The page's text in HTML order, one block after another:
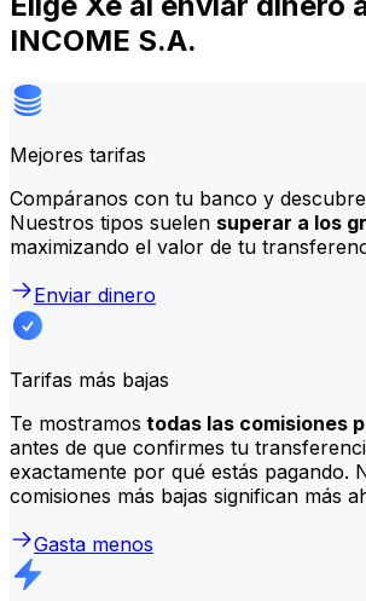
INCOME S.A.
Mejores tarifas
Compáranos con tu banco y
Nuestros tipos suelen superar a los
maximizando el valor de tu
Enviar dinero
Tarifas más bajas
Te mostramos todas las comisiones
antes de que confirmes tu
exactamente por qué estás pagando.
comisiones más bajas significan más
Gasta menos